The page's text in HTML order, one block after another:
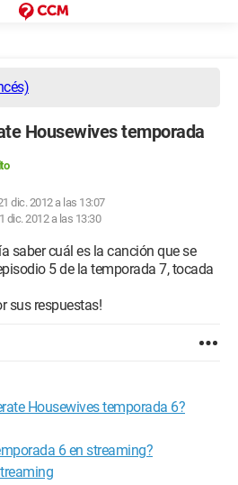
Housewives temporada
dic. 2012 a las 13:07
dic. 2012 a las 13:30
saber cuál es la canción que se
5 de la temporada 7, tocada
sus respuestas!
Housewives temporada 6?
6 en streaming?